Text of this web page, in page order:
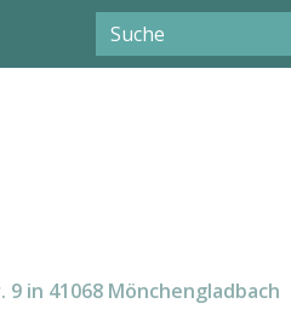
in 41068 Mönchengladbach